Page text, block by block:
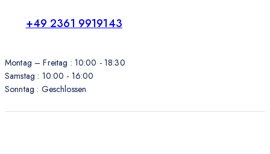
+49 2361 9919143
Montag – Freitag : 10:00 - 18:30
Samstag : 10:00 - 16:00
Sonntag : Geschlossen